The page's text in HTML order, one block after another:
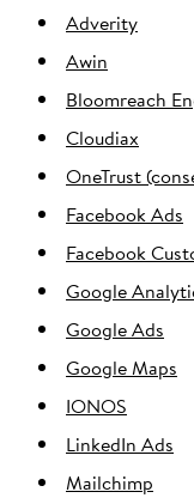
Adverity
Awin
Bloomreach
Cloudiax
OneTrust
Facebook Ads
Facebook
Google
Google Ads
Google Maps
IONOS
LinkedIn Ads
Mailchimp